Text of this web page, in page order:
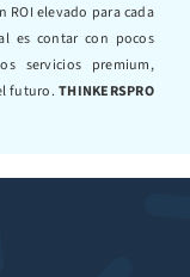
ROI elevado para cada
es contar con pocos
servicios premium,
futuro.THINKERSPRO